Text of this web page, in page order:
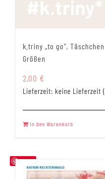
k.triny „to go“,
Größen
2,00 €
Lieferzeit: keine Lieferzeit
In den Warenkorb
Save